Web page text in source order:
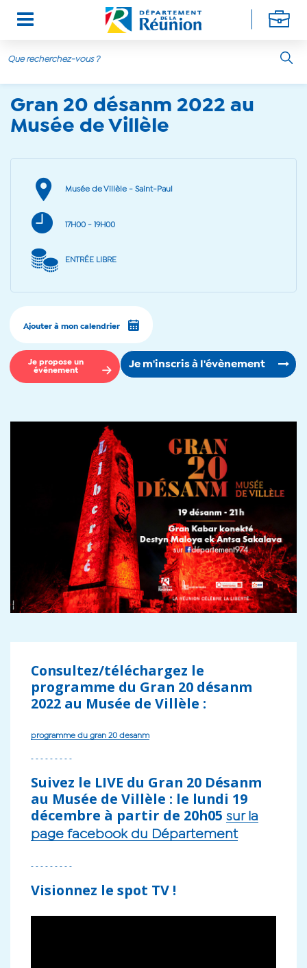
Gran 20 désanm 2022 au
Musée de Villèle
Musée de Villèle - Saint-Paul
17H00 - 19H00
ENTRÉE LIBRE
Ajouter à mon calendrier
Je m'inscris à l'évènement
Je propose un
événement
Consultez/téléchargez le
programme du Gran 20 désanm
2022 au Musée de Villèle :
programme du gran 20 desanm
- - - - - - - - -
Suivez le LIVE du Gran 20 Désanm
au Musée de Villèle : le lundi 19
décembre à partir de 20h05 sur la
page facebook du Département
- - - - - - - - -
Visionnez le spot TV !